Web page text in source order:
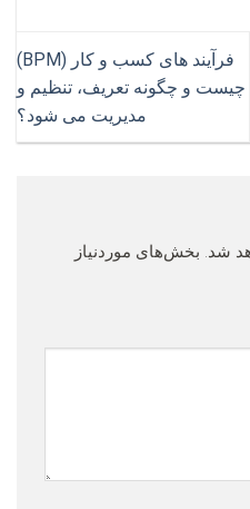
فرآیند های کسب و کار (BPM)
چیست و چگونه تعریف، تنظیم و
مدیریت می شود؟
شد. بخش‌های موردنیاز